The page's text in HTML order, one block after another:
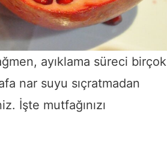
ayıklama süreci birçok
nar suyu sıçratmadan
İşte mutfağınızı